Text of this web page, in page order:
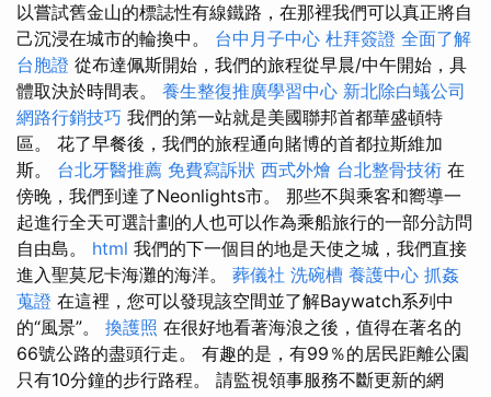
以嘗試舊金山的標誌性有線鐵路，在那裡我們可以真正將自
己沉浸在城市的輪換中。 台中月子中心 杜拜簽證 全面了解
台胞證 從布達佩斯開始，我們的旅程從早晨/中午開始，具
體取決於時間表。 養生整復推廣學習中心 新北除白蟻公司
網路行銷技巧 我們的第一站就是美國聯邦首都華盛頓特
區。 花了早餐後，我們的旅程通向賭博的首都拉斯維加
斯。 台北牙醫推薦 免費寫訴狀 西式外燴 台北整骨技術 在
傍晚，我們到達了Neonlights市。 那些不與乘客和嚮導一
起進行全天可選計劃的人也可以作為乘船旅行的一部分訪問
自由島。 html 我們的下一個目的地是天使之城，我們直接
進入聖莫尼卡海灘的海洋。 葬儀社 洗碗槽 養護中心 抓姦
蒐證 在這裡，您可以發現該空間並了解Baywatch系列中
的“風景”。 換護照 在很好地看著海浪之後，值得在著名的
66號公路的盡頭行走。 有趣的是，有99％的居民距離公園
只有10分鐘的步行路程。 請監視領事服務不斷更新的網